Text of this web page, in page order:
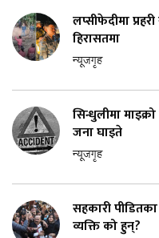
लप्सीफेदीमा
हिरासतमा
न्यूजगृह
सिन्धुलीमा
जना घाइते
न्यूजगृह
सहकारी
व्यक्ति को हुन्?